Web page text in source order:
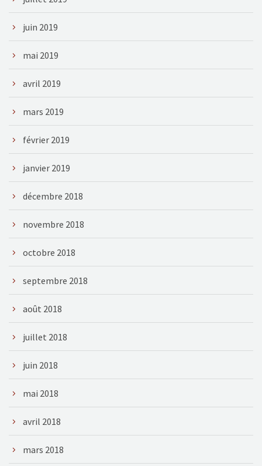
juin 2019
mai 2019
avril 2019
mars 2019
février 2019
janvier 2019
décembre 2018
novembre 2018
octobre 2018
septembre 2018
août 2018
juillet 2018
juin 2018
mai 2018
avril 2018
mars 2018